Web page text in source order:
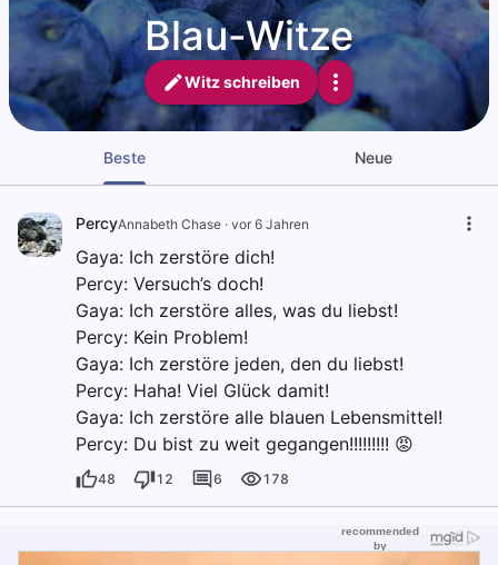
Blau-Witze
Witz schreiben
Beste Neue
PercyAnnabeth Chase · vor 6 Jahren
Gaya: Ich zerstöre dich!
Percy: Versuch’s doch!
Gaya: Ich zerstöre alles, was du liebst!
Percy: Kein Problem!
Gaya: Ich zerstöre jeden, den du liebst!
Percy: Haha! Viel Glück damit!
Gaya: Ich zerstöre alle blauen Lebensmittel!
Percy: Du bist zu weit gegangen!!!!!!!!! 😡
48 12 6 178